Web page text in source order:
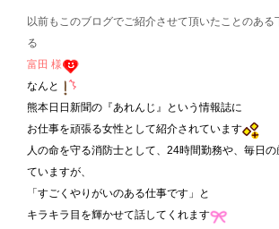
以前もこのブログでご紹介させて頂いたことのあ
る
富田 様
なんと
熊本日日新聞の『あれんじ』という情報誌に
お仕事を頑張る女性として紹介されています
人の命を守る消防士として、24時間勤務や、毎日
ていますが、
「すごくやりがいのある仕事です」と
キラキラ目を輝かせて話してくれます